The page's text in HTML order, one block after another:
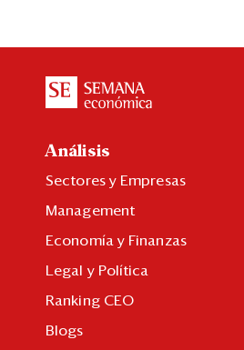
Análisis
Sectores y Empresas
Management
Economía y Finanzas
Legal y Política
Ranking CEO
Blogs